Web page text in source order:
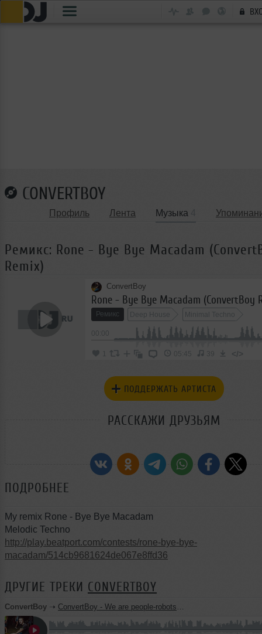
CONVERTBOY
Профиль Лента Музыка
Ремикс: Rone - Bye Bye Macadam
Remix)
ConvertBoy
Rone - Bye Bye Macadam (ConvertBoy
Ремикс Deep House Minimal Techno
05:45 39 </>
ПОДДЕРЖАТЬ АРТИСТА
РАССКАЖИ ДРУЗЬЯМ
ПОДРОБНЕЕ
My remix Rone - Bye Bye Macadam
Melodic Techno
http://play.beatport.com/contests/rone-bye-bye-
macadam/514cb9681624de067e8ffd36
ДРУГИЕ ТРЕКИ CONVERTBOY
ConvertBoy ➝ ConvertBoy - We are people-robots episode #002